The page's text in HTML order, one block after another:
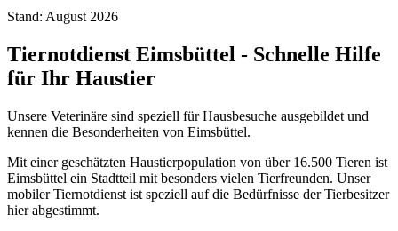
Stand: August 2026
Tiernotdienst Eimsbüttel - Schnelle Hilfe
für Ihr Haustier
Unsere Veterinäre sind speziell für Hausbesuche ausgebildet und
kennen die Besonderheiten von Eimsbüttel.
Mit einer geschätzten Haustierpopulation von über 16.500 Tieren ist
Eimsbüttel ein Stadtteil mit besonders vielen Tierfreunden. Unser
mobiler Tiernotdienst ist speziell auf die Bedürfnisse der Tierbesitzer
hier abgestimmt.